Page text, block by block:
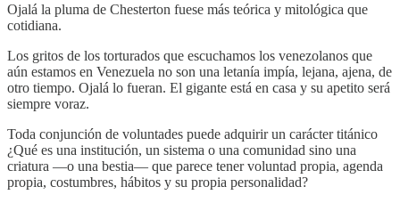
Ojalá la pluma de Chesterton fuese más teórica y mitológica que
cotidiana.
Los gritos de los torturados que escuchamos los venezolanos que
aún estamos en Venezuela no son una letanía impía, lejana, ajena, de
otro tiempo. Ojalá lo fueran. El gigante está en casa y su apetito será
siempre voraz.
Toda conjunción de voluntades puede adquirir un carácter titánico
¿Qué es una institución, un sistema o una comunidad sino una
criatura —o una bestia— que parece tener voluntad propia, agenda
propia, costumbres, hábitos y su propia personalidad?